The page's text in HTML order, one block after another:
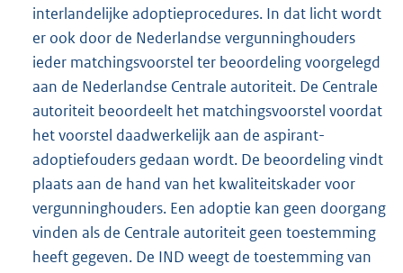
interlandelijke adoptieprocedures. In dat licht wordt
er ook door de Nederlandse vergunninghouders
ieder matchingsvoorstel ter beoordeling voorgelegd
aan de Nederlandse Centrale autoriteit. De Centrale
autoriteit beoordeelt het matchingsvoorstel voordat
het voorstel daadwerkelijk aan de aspirant-
adoptiefouders gedaan wordt. De beoordeling vindt
plaats aan de hand van het kwaliteitskader voor
vergunninghouders. Een adoptie kan geen doorgang
vinden als de Centrale autoriteit geen toestemming
heeft gegeven. De IND weegt de toestemming van